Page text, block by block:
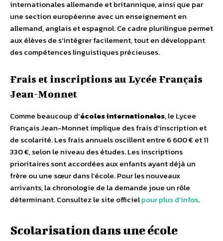
internationales allemande et britannique, ainsi que par
une section européenne avec un enseignement en
allemand, anglais et espagnol. Ce cadre plurilingue permet
aux élèves de s’intégrer facilement, tout en développant
des compétences linguistiques précieuses.
Frais et inscriptions au Lycée Français
Jean-Monnet
Comme beaucoup d’écoles internationales, le Lycee
Français Jean-Monnet implique des frais d’inscription et
de scolarité. Les frais annuels oscillent entre 6 600 € et 11
330 €, selon le niveau des études. Les inscriptions
prioritaires sont accordées aux enfants ayant déjà un
frère ou une sœur dans l’école. Pour les nouveaux
arrivants, la chronologie de la demande joue un rôle
déterminant. Consultez le site officielpour plus d’infos.
Scolarisation dans une école